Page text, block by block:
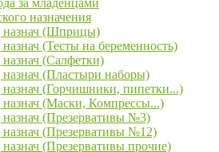
за младенцами
назначения
назнач (Шприцы)
(Тесты на беременность)
(Салфетки)
(Пластыри наборы)
назнач (Горчишники, пипетки...)
назнач (Маски, Компрессы...)
назнач (Презервативы №3)
назнач (Презервативы №12)
(Презервативы прочие)